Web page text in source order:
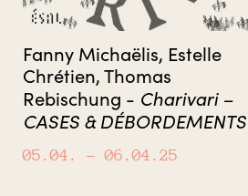
Fanny Michaëlis, Estelle
Chrétien, Thomas
Rebischung - Charivari –
CASES & DÉBORDEMENTS
05.04. – 06.04.25